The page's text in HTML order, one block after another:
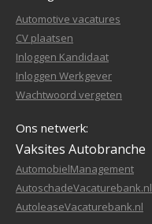
Automotive vacatures
CV plaatsen
Inloggen Kandidaat
Inloggen Werkgever
Wachtwoord vergeten
Ons netwerk:
Vaksites Autobranche
AutomobielManagement
AutoschadeVacaturebank.nl
AutoleaseVacaturebank.nl